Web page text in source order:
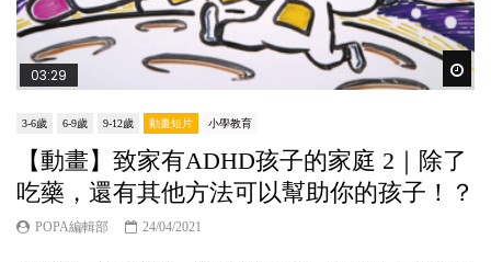
03:29
3-6歲 6-9歲 9-12歲 動畫短片 小學教育
【動畫】致家有ADHD孩子的家庭 2｜除了
吃藥，還有其他方法可以幫助你的孩子！？
POPA編輯部 24/04/2021